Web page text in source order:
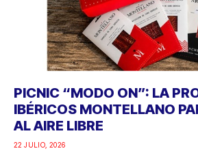
PICNIC “MODO ON”: LA
IBÉRICOS MONTELLANO
AL AIRE LIBRE
22 JULIO, 2026